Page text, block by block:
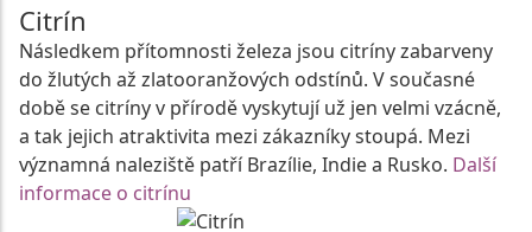
Citrín
Následkem přítomnosti železa jsou citríny zabarveny
do žlutých až zlatooranžových odstínů. V současné
době se citríny v přírodě vyskytují už jen velmi vzácně,
a tak jejich atraktivita mezi zákazníky stoupá. Mezi
významná naleziště patří Brazílie, Indie a Rusko. Další
informace o citrínu